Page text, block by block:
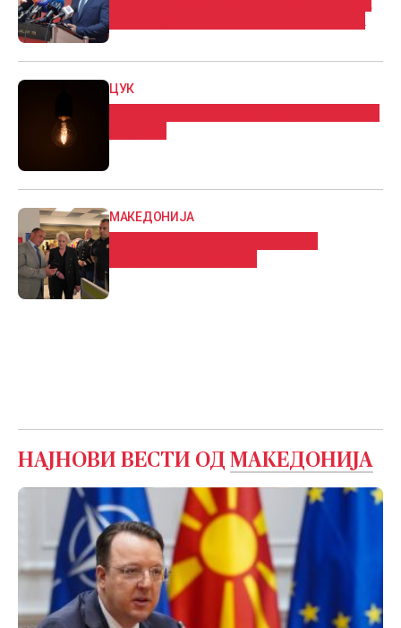
ЦУК
МАКЕДОНИЈА
НАЈНОВИ ВЕСТИ ОД МАКЕДОНИЈА